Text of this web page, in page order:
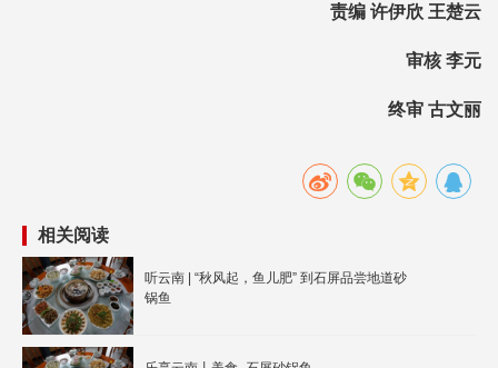
责编 许伊欣 王楚云
审核 李元
终审 古文丽
相关阅读
听云南 | “秋风起，鱼儿肥” 到石屏品尝地道砂
锅鱼